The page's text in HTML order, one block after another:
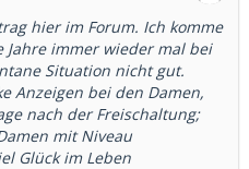
hier im Forum. Ich komme
immer wieder mal bei
Situation nicht gut.
Anzeigen bei den Damen,
nach der Freischaltung;
mit Niveau
Glück im Leben